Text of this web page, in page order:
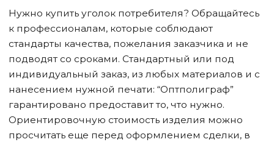
Нужно купить уголок потребителя? Обращайтесь
к профессионалам, которые соблюдают
стандарты качества, пожелания заказчика и не
подводят со сроками. Стандартный или под
индивидуальный заказ, из любых материалов и с
нанесением нужной печати: “Оптполиграф”
гарантировано предоставит то, что нужно.
Ориентировочную стоимость изделия можно
просчитать еще перед оформлением сделки, в